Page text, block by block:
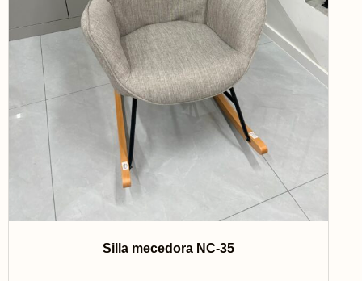
Silla mecedora NC-35